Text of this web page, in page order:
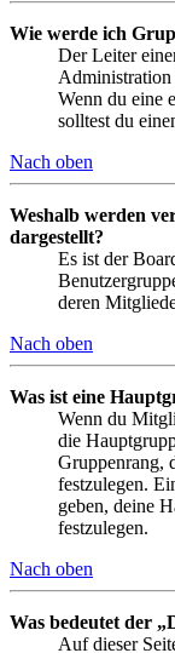
Wie werde ich
Der Leiter
Administration
Wenn du eine
solltest du
Nach oben
Weshalb werden
dargestellt?
Es ist der
deren
Nach oben
Was ist eine
Wenn du
die
Gruppenrang,
festzulegen.
geben, deine
festzulegen.
Nach oben
Was bedeutet der
Auf dieser